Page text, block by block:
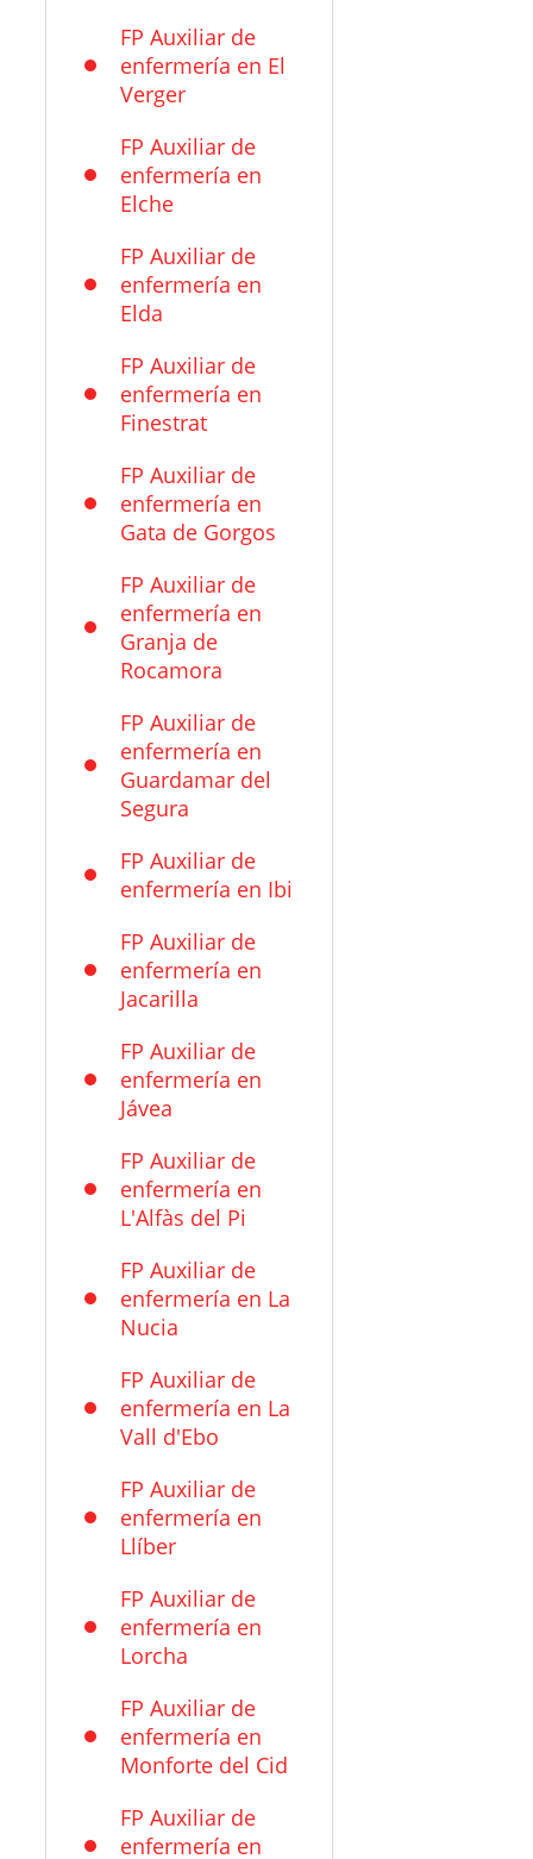
FP Auxiliar de
enfermería en El
Verger
FP Auxiliar de
enfermería en
Elche
FP Auxiliar de
enfermería en
Elda
FP Auxiliar de
enfermería en
Finestrat
FP Auxiliar de
enfermería en
Gata de Gorgos
FP Auxiliar de
enfermería en
Granja de
Rocamora
FP Auxiliar de
enfermería en
Guardamar del
Segura
FP Auxiliar de
enfermería en Ibi
FP Auxiliar de
enfermería en
Jacarilla
FP Auxiliar de
enfermería en
Jávea
FP Auxiliar de
enfermería en
L'Alfàs del Pi
FP Auxiliar de
enfermería en La
Nucia
FP Auxiliar de
enfermería en La
Vall d'Ebo
FP Auxiliar de
enfermería en
Llíber
FP Auxiliar de
enfermería en
Lorcha
FP Auxiliar de
enfermería en
Monforte del Cid
FP Auxiliar de
enfermería en